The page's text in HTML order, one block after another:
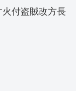
付盗賊改方長